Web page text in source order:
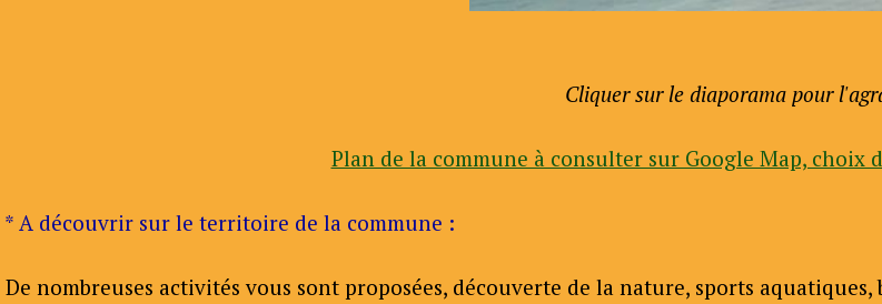
Cliquer sur le diaporama pour
Plan de la commune à consulter sur Google Map, choix
* A découvrir sur le territoire de la commune :
De nombreuses activités vous sont proposées, découverte de la nature, sports